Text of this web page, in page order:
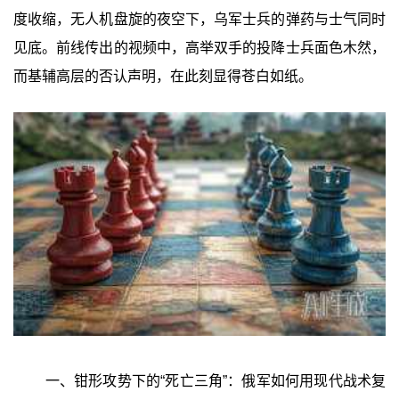
度收缩，无人机盘旋的夜空下，乌军士兵的弹药与士气同时
见底。前线传出的视频中，高举双手的投降士兵面色木然，
而基辅高层的否认声明，在此刻显得苍白如纸。
一、钳形攻势下的“死亡三角”：俄军如何用现代战术复